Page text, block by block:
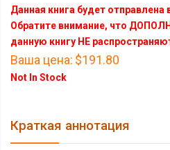
Данная книга будет отправлена
Обратите внимание, что
данную книгу НЕ
Ваша цена: $191.80
Not In Stock
Краткая аннотация